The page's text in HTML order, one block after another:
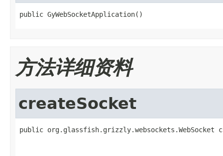
public GyWebSocketApplication()
方法详细资料
createSocket
public org.glassfish.grizzly.websockets.WebSocket